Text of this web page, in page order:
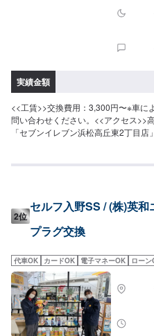
実績金額
<<工賃>>交換費用：3,300円〜※車に
問い合わせください。<<アクセス>>
「セブンイレブン浜松高丘東2丁目
2位
セルフ入野SS / (株)英
プラグ交換
代車OK カードOK 電子マネーOK ロー